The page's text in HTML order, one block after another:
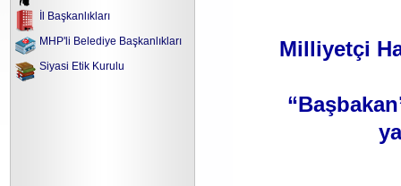
İl Başkanlıkları
MHP'li Belediye Başkanlıkları
Siyasi Etik Kurulu
Milliyetçi